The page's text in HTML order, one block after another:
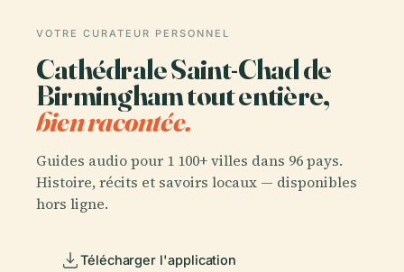
VOTRE CURATEUR PERSONNEL
Cathédrale Saint-Chad de
Birmingham tout entière,
bien racontée.
Guides audio pour 1 100+ villes dans 96 pays.
Histoire, récits et savoirs locaux — disponibles
hors ligne.
Télécharger l'application